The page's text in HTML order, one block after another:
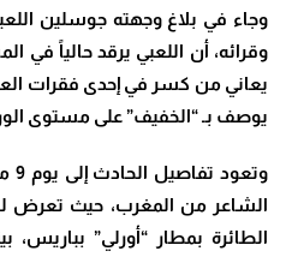
وجاء في بلاغ وجهته جوسلين
وقرائه، أن اللعبي يرقد حالياً
يعاني من كسر في إحدى فقرات
يوصف بـ “الخفيف” على مستوى
الشاعر من المغرب، حيث
الطائرة بمطار “أورلي”